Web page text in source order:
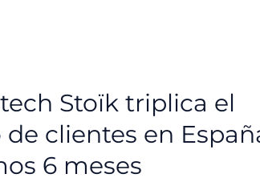
Stoïk triplica el
clientes en
6 meses